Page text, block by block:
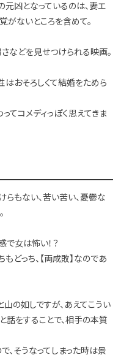
元凶となっているのは、妻エ
がないところを含めて。
などを見せつけられる映画。
はおそろしくて結婚をためら
てコメディっぽく思えてきま
らもない、苦い苦い、憂鬱な
で女は怖い！？
どっち、【両成敗】なのであ
の如しですが、あえてこうい
話をすることで、相手の本質
、そうなってしまった時は景